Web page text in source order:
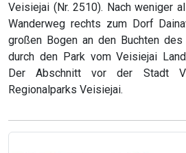
Veisiejai (Nr. 2510). Nach weniger
Wanderweg rechts zum Dorf
großen Bogen an den Buchten
durch den Park vom Veisiejai
Der Abschnitt vor der Stadt
Regionalparks Veisiejai.